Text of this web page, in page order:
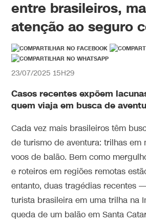
entre brasileiros,
atenção ao seguro
23/07/2025 15H29
Casos recentes expõem
quem viaja em busca de
Cada vez mais brasileiros têm
de turismo de aventura: trilhas em
voos de balão. Bem como
e roteiros em regiões remotas
entanto, duas tragédias recentes
turista brasileira em uma trilha na
queda de um balão em Santa